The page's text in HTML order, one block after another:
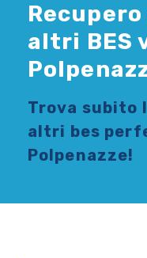
altri BES
Trova subito
altri bes
Polpenazze!